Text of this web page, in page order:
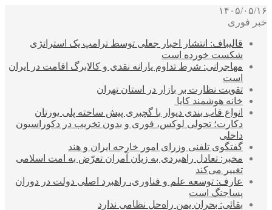
۱۴۰۵/۰۵/۱۶
خبر فوری
قالیباف: انتشار اخبار جعلی توسط ترامپ یک استراتژی
شکست خورده است
مهاجرانی: شرط تداوم یارانه نقدی و کالابرگ اقامت در ایران
است
تقویت نظارت بر بازار در استان تهران
خانه هوشمند کایا
انواع قاب بندی دیوار با گچبری پیش ساخته پلی یورتان
دکارت؛ تحولی لوکس، فوری و بدون تخریب در دکوراسیون
داخلی
گفتگوی تلفنی وزرای امور خارجه ایران و هند
مخبر: تعادل راهبردی به زیان آمران تعرّض به امت اسلامی
تغییر می‌کند
عارف: توسعه علم و فناوری، راهبرد اصلی دولت در دوران
پساجنگ است
بقائی: بحران یمن راه‌حل نظامی ندارد